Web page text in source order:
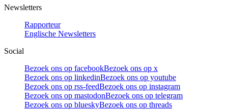
Newsletters
Rapporteur
Englische Newsletters
Social
Bezoek ons op facebookBezoek ons op x
Bezoek ons op linkedinBezoek ons op youtube
Bezoek ons op rss-feedBezoek ons op instagram
Bezoek ons op mastodonBezoek ons op telegram
Bezoek ons op blueskyBezoek ons op threads